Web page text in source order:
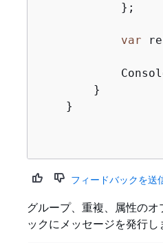
            };
var
        }
    }
フィードバックを送
グループ、重複、属性の
ックにメッセージを発行し